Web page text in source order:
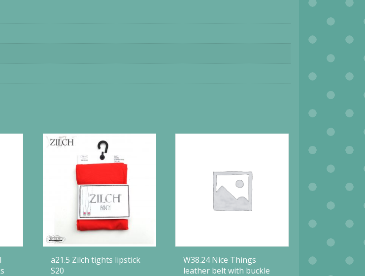
a21.5 Zilch tights lipstick
S20
W38.24 Nice Things
leather belt with buckle